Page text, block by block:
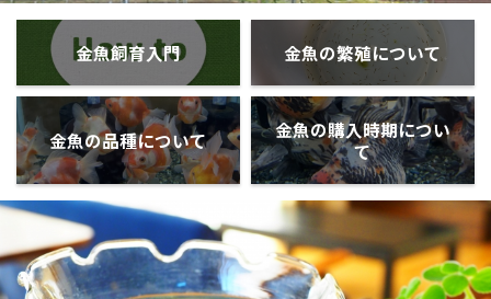
金魚飼育入門 金魚の繁殖について
金魚の品種について
金魚の購入時期につい
て